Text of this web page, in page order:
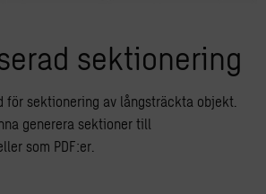
sektionering
för sektionering av långsträckta objekt.
generera sektioner till
som PDF:er.